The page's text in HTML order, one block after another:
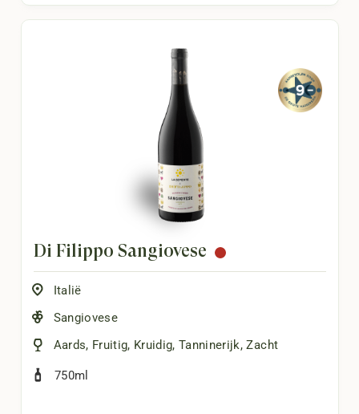
Di Filippo Sangiovese
Italië
Sangiovese
Aards, Fruitig, Kruidig,Tanninerijk,Zacht
750ml